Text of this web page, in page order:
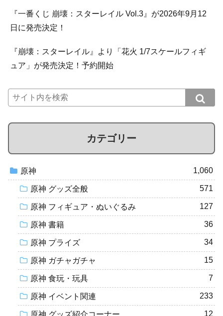
『一番くじ 崩壊：スターレイル Vol.3』が2026年9月12
日に発売決定！
『崩壊：スターレイル』より「花火 1/7スケールフィギ
ュア」が発売決定！予約開始
カテゴリー
原神 1,060
原神 グッズ全般 571
原神 フィギュア・ぬいぐるみ 127
原神 書籍 36
原神 プライズ 34
原神 ガチャガチャ 15
原神 食玩・玩具 7
原神 イベント関連 233
原神 グッズ紹介コーナー 12